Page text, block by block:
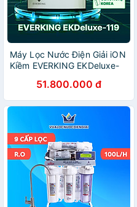
Máy Lọc Nước Điện Giải iON
Kiềm EVERKING EKDeluxe-
51.800.000 đ